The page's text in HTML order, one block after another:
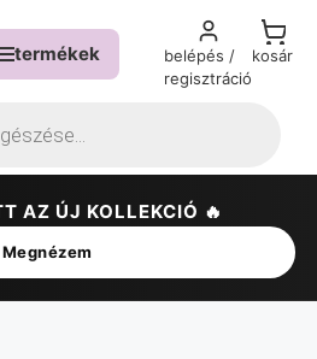
termékek
belépés /
regisztráció
kosár
AZ ÚJ KOLLEKCIÓ 🔥
Megnézem